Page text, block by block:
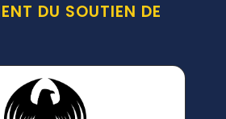
DU SOUTIEN DE